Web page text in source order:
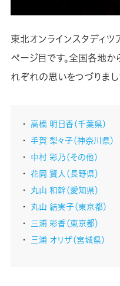
東北オンラインスタディ
ページ目です。全国各地
れぞれの思いをつづりまし
高橋 明日香（千葉県）
手賀 梨々子（神奈川県）
中村 彩乃（その他）
花岡 賢人（長野県）
丸山 和幹（愛知県）
丸山 結実子（東京都）
三浦 彩香（東京都）
三浦 オリザ（宮城県）